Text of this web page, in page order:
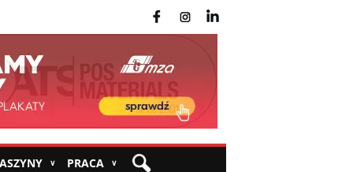
∨ PRACA ∨